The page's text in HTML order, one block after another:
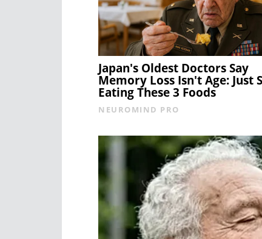
Japan's Oldest Doctors Say
Memory Loss Isn't Age: Just
Eating These 3 Foods
NEUROMIND PRO